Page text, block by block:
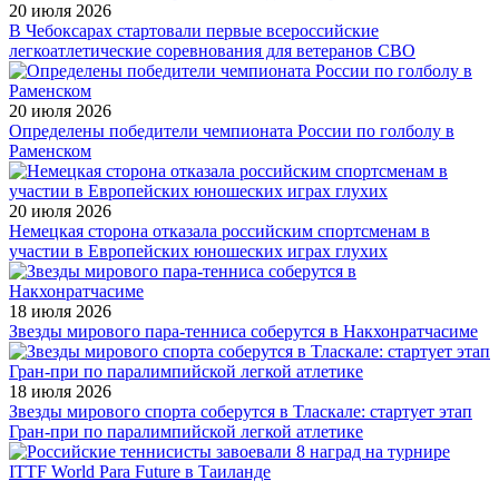
20 июля 2026
В Чебоксарах стартовали первые всероссийские
легкоатлетические соревнования для ветеранов СВО
20 июля 2026
Определены победители чемпионата России по голболу в
Раменском
20 июля 2026
Немецкая сторона отказала российским спортсменам в
участии в Европейских юношеских играх глухих
18 июля 2026
Звезды мирового пара-тенниса соберутся в Накхонратчасиме
18 июля 2026
Звезды мирового спорта соберутся в Тласкале: стартует этап
Гран-при по паралимпийской легкой атлетике